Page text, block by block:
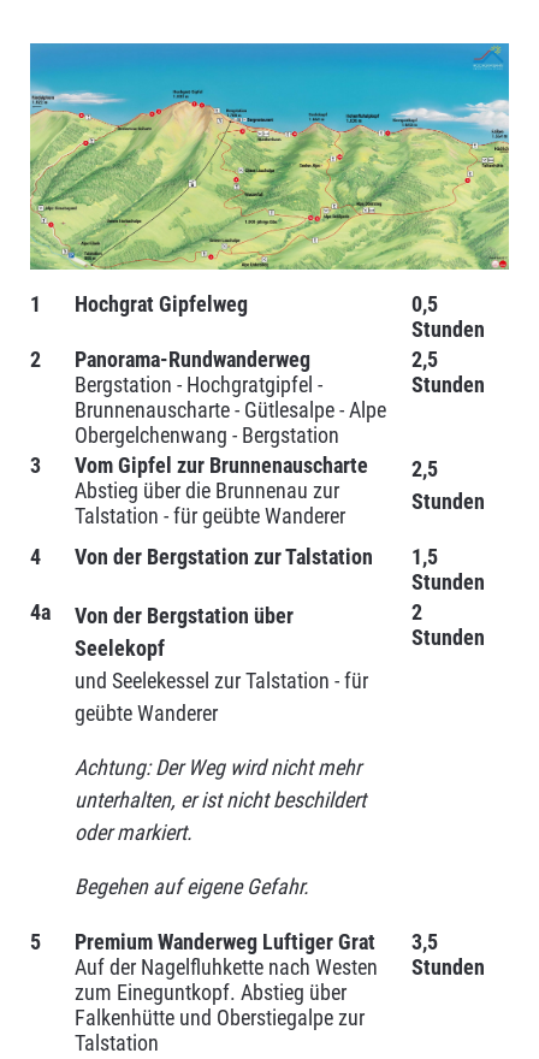
1 Hochgrat Gipfelweg
0,5
Stunden
2
Panorama-Rundwanderweg
Bergstation - Hochgratgipfel -
Brunnenauscharte - Gütlesalpe - Alpe
Obergelchenwang - Bergstation
2,5
Stunden
3
Vom Gipfel zur Brunnenauscharte
Abstieg über die Brunnenau zur
Talstation - für geübte Wanderer
2,5
Stunden
4 Von der Bergstation zur Talstation
1,5
Stunden
4a
Von der Bergstation über
Seelekopf
und Seelekessel zur Talstation - für
geübte Wanderer
Achtung: Der Weg wird nicht mehr
unterhalten, er ist nicht beschildert
oder markiert.
Begehen auf eigene Gefahr.
2
Stunden
5
Premium Wanderweg Luftiger Grat
Auf der Nagelfluhkette nach Westen
zum Eineguntkopf. Abstieg über
Falkenhütte und Oberstiegalpe zur
Talstation
3,5
Stunden